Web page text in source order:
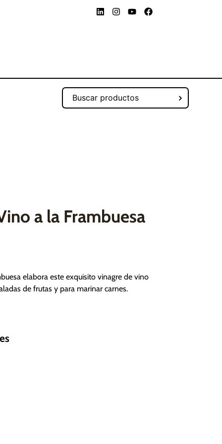
a la Frambuesa
elabora este exquisito vinagre de vino
de frutas y para marinar carnes.